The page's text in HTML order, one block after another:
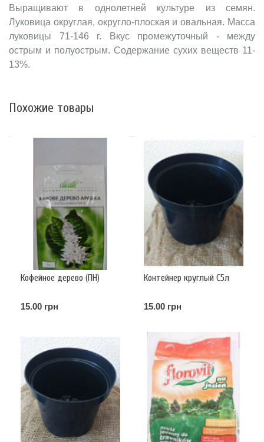
Выращивают в однолетней культуре из семян.
Луковица округлая, округло-плоская и овальная. Масса
луковицы 71-146 г. Вкус промежуточный - между
острым и полуострым. Содержание сухих веществ 11-
13%.
Похожие товары
Кофейное дерево (ПН)
15.00 грн
Контейнер круглый С5л
15.00 грн